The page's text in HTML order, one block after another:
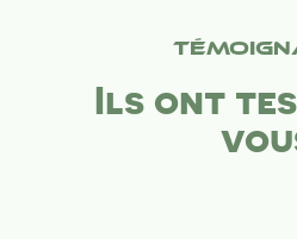
Ils ont